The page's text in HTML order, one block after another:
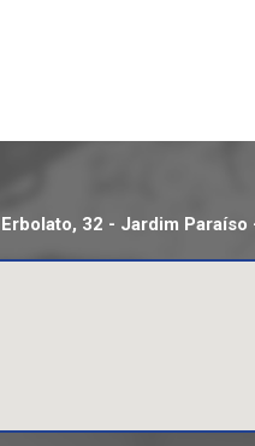
32 - Jardim Paraíso